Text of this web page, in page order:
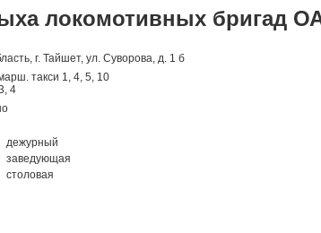
локомотивных бригад
г. Тайшет, ул. Суворова, д. 1 б
такси 1, 4, 5, 10
4
дежурный
заведующая
столовая